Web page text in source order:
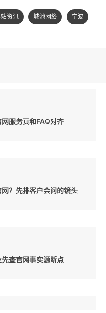
资讯 城池网络
宁波
服务页和FAQ对齐
？先排客户会问的镜头
查官网事实源断点